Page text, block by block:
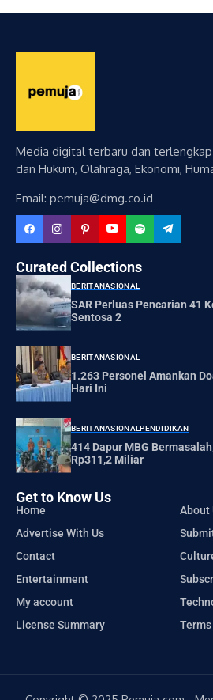
Media digital terbaru dan
dan Hukum, Olahraga, Ekonomi,
Email: pemuja@dmg.co.id
Curated Collections
BERITANASIONAL
SAR Perluas Pencarian 41
Sentosa 2
BERITANASIONAL
1.263 Personel Amankan
Hari Ini
BERITANASIONALPENDIDIKAN
414 Dapur MBG
Rp311,2 Miliar
Get to Know Us
Home
About
Advertise With Us
Contact
Entertainment
My account
License Summary